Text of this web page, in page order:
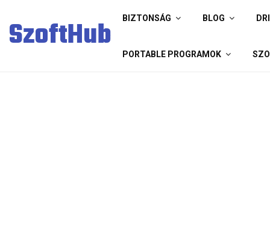
SzoftHub BIZTONSÁG BLOG
PORTABLE PROGRAMOK